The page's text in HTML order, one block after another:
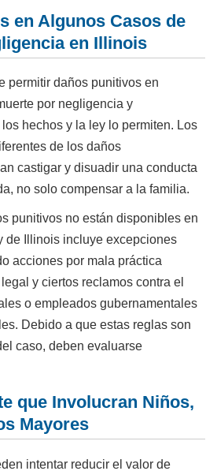
en Algunos Casos de
en Illinois
permitir daños punitivos en
por negligencia y
hechos y la ley lo permiten. Los
de los daños
castigar y disuadir una conducta
no solo compensar a la familia.
punitivos no están disponibles en
de Illinois incluye excepciones
acciones por mala práctica
y ciertos reclamos contra el
o empleados gubernamentales
Debido a que estas reglas son
caso, deben evaluarse
que Involucran Niños,
Mayores
intentar reducir el valor de